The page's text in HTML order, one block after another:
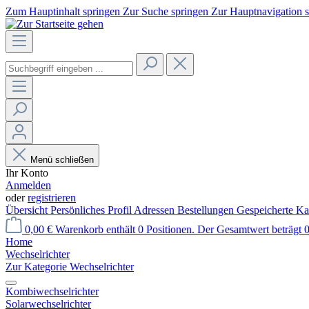
Zum Hauptinhalt springen Zur Suche springen Zur Hauptnavigation
Menü schließen
Ihr Konto
Anmelden
oderregistrieren
Übersicht Persönliches Profil Adressen Bestellungen Gespeicherte
0,00 € Warenkorb enthält 0 Positionen. Der Gesamtwert beträgt
Home
Wechselrichter
Zur Kategorie Wechselrichter
Kombiwechselrichter
Solarwechselrichter